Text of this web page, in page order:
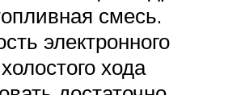
смесь.
электронного
хода